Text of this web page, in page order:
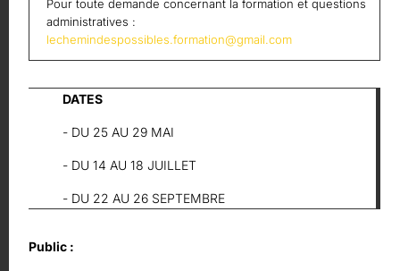
Pour toute demande concernant la formation et questions
administratives :
lechemindespossibles.formation@gmail.com
DATES
- DU 25 AU 29 MAI
- DU 14 AU 18 JUILLET
- DU 22 AU 26 SEPTEMBRE
Public :